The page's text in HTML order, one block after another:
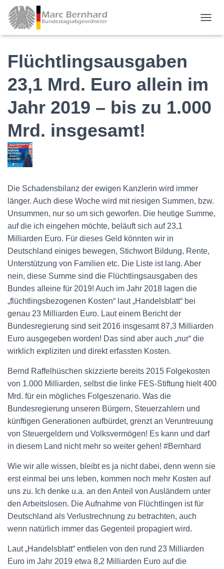
Flüchtlingsausgaben
23,1 Mrd. Euro allein im
Jahr 2019 – bis zu 1.000
Mrd. insgesamt!
Die Schadensbilanz der ewigen Kanzlerin wird immer
länger. Auch diese Woche wird mit riesigen Summen, bzw.
Unsummen, nur so um sich geworfen. Die heutige Summe,
auf die ich eingehen möchte, beläuft sich auf 23,1
Milliarden Euro. Für dieses Geld könnten wir in
Deutschland einiges bewegen, Stichwort Bildung, Rente,
Unterstützung von Familien etc. Die Liste ist lang. Aber
nein, diese Summe sind die Flüchtlingsausgaben des
Bundes alleine für 2019! Auch im Jahr 2018 lagen die
„flüchtlingsbezogenen Kosten“ laut „Handelsblatt“ bei
genau 23 Milliarden Euro. Laut einem Bericht der
Bundesregierung sind seit 2016 insgesamt 87,3 Milliarden
Euro ausgegeben worden! Das sind aber auch „nur“ die
wirklich expliziten und direkt erfassten Kosten.
Bernd Raffelhüschen skizzierte bereits 2015 Folgekosten
von 1.000 Milliarden, selbst die linke FES-Stiftung hielt 400
Mrd. für ein mögliches Folgeszenario. Was die
Bundesregierung unseren Bürgern, Steuerzahlern und
künftigen Generationen aufbürdet, grenzt an Veruntreuung
von Steuergeldern und Volksvermögen! Es kann und darf
in diesem Land nicht mehr so weiter gehen! #Bernhard
Wie wir alle wissen, bleibt es ja nicht dabei, denn wenn sie
erst einmal bei uns leben, kommen noch mehr Kosten auf
uns zu. Ich denke u.a. an den Anteil von Ausländern unter
den Arbeitslosen. Die Aufnahme von Flüchtlingen ist für
Deutschland als Verlustrechnung zu betrachten, auch
wenn natürlich immer das Gegenteil propagiert wird.
Laut „Handelsblatt“ entfielen von den rund 23 Milliarden
Euro im Jahr 2019 etwa 8,2 Milliarden Euro auf die